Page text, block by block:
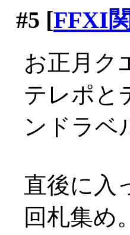
#5 [FFXI
お正月ク
テレポと
ンドラ
直後に入
回札集め。